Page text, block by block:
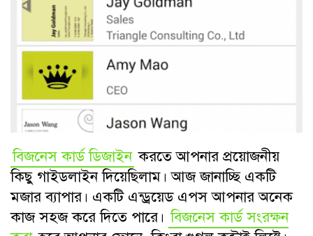
বিজনেস কার্ড ডিজাইন করতে আপনার প্রয়োজনীয়
কিছু গাইডলাইন দিয়েছিলাম। আজ জানাচ্ছি একটি
মজার ব্যাপার। একটি এন্ড্রয়েড এপস আপনার অনেক
কাজ সহজ করে দিতে পারে। বিজনেস কার্ড সংরক্ষন